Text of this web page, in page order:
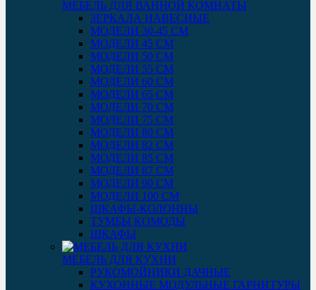
МЕБЕЛЬ ДЛЯ ВАННОЙ КОМНАТЫ
ЗЕРКАЛА НАВЕСНЫЕ
МОДЕЛИ 30-45 СМ
МОДЕЛИ 45 СМ
МОДЕЛИ 50 СМ
МОДЕЛИ 55 СМ
МОДЕЛИ 60 СМ
МОДЕЛИ 65 СМ
МОДЕЛИ 70 СМ
МОДЕЛИ 75 СМ
МОДЕЛИ 80 СМ
МОДЕЛИ 82 СМ
МОДЕЛИ 85 СМ
МОДЕЛИ 87 СМ
МОДЕЛИ 90 СМ
МОДЕЛИ 100 СМ
ШКАФЫ-КОЛОННЫ
ТУМБЫ КОМОДЫ
ШКАФЫ
МЕБЕЛЬ ДЛЯ КУХНИ
РУКОМОЙНИКИ ДАЧНЫЕ
КУХОННЫЕ МОДУЛЬНЫЕ ГАРНИТУРЫ